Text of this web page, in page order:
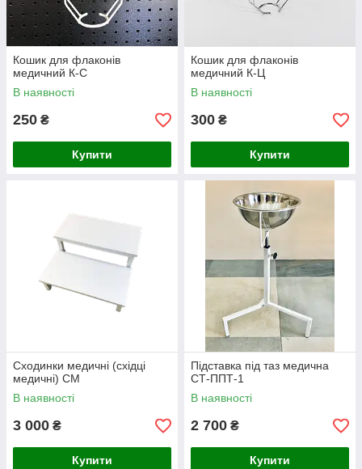
Кошик для флаконів
медичний К-С
В наявності
250 ₴
Купити
Кошик для флаконів
медичний К-Ц
В наявності
300 ₴
Купити
Сходинки медичні (східці
медичні) СМ
В наявності
3 000 ₴
Купити
Підставка під таз медична
СТ-ППТ-1
В наявності
2 700 ₴
Купити